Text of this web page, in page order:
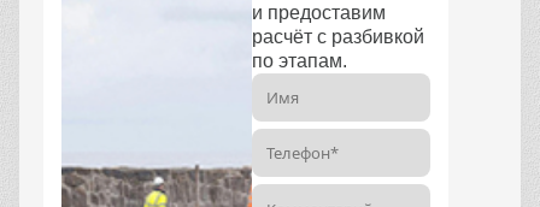
и предоставим
расчёт с разбивкой
по этапам.